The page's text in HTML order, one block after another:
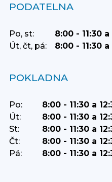
PODATELNA
Po, st:
8:00 - 11:30
Út, čt, pá:
8:00 - 11:30 a
POKLADNA
Po:
8:00 - 11:30 a
Út:
8:00 - 11:30 a
St:
8:00 - 11:30 a
Čt:
8:00 - 11:30 a
Pá:
8:00 - 11:30 a